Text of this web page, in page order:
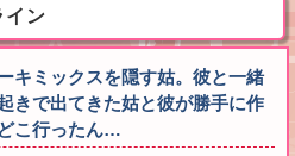
イン
キミックスを隠す姑。彼と一緒
きで出てきた姑と彼が勝手に作
こ行ったん…